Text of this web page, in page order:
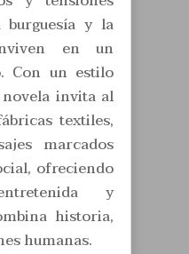
burguesía y la
en un
Con un estilo
invita al
textiles,
marcados
ofreciendo
y
historia,
humanas.